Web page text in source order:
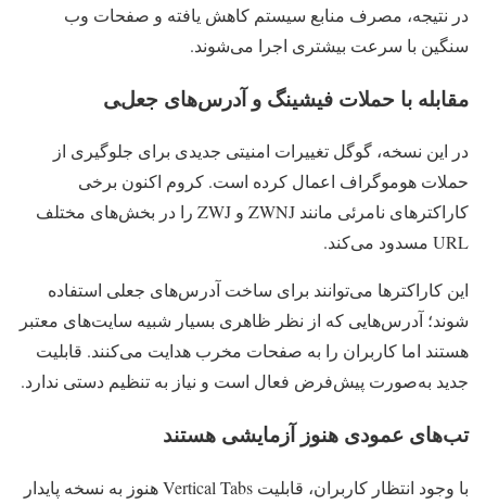
در نتیجه، مصرف منابع سیستم کاهش یافته و صفحات وب
سنگین با سرعت بیشتری اجرا می‌شوند.
مقابله با حملات فیشینگ و آدرس‌های جعلی
در این نسخه، گوگل تغییرات امنیتی جدیدی برای جلوگیری از
حملات هوموگراف اعمال کرده است. کروم اکنون برخی
کاراکترهای نامرئی مانند ZWNJ و ZWJ را در بخش‌های مختلف
URL مسدود می‌کند.
این کاراکترها می‌توانند برای ساخت آدرس‌های جعلی استفاده
شوند؛ آدرس‌هایی که از نظر ظاهری بسیار شبیه سایت‌های معتبر
هستند اما کاربران را به صفحات مخرب هدایت می‌کنند. قابلیت
جدید به‌صورت پیش‌فرض فعال است و نیاز به تنظیم دستی ندارد.
تب‌های عمودی هنوز آزمایشی هستند
با وجود انتظار کاربران، قابلیت Vertical Tabs هنوز به نسخه پایدار